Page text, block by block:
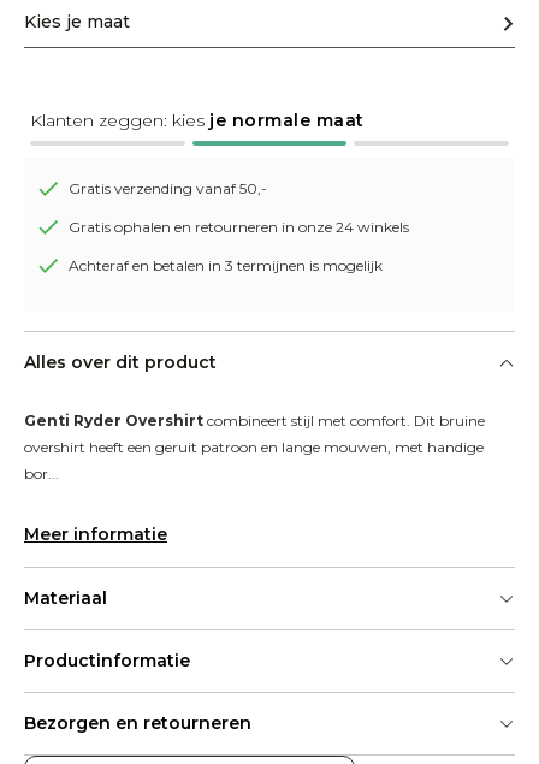
Kies je maat
Klanten zeggen: kies je normale maat
Gratis verzending vanaf 50,-
Gratis ophalen en retourneren in onze 24 winkels
Achteraf en betalen in 3 termijnen is mogelijk
Alles over dit product
Genti Ryder Overshirt combineert stijl met comfort. Dit bruine
overshirt heeft een geruit patroon en lange mouwen, met handige
bor...
Meer informatie
Materiaal
Productinformatie
Bezorgen en retourneren